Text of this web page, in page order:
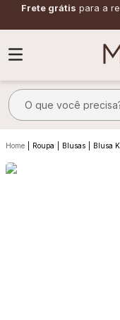
Frete grátis para a
O que você precisa?
Roupa Blusas Blusa